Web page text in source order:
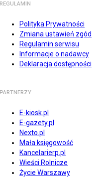
REGULAMIN
Polityka Prywatności
Zmiana ustawień zgód
Regulamin serwisu
Informacje o nadawcy
Deklaracja dostępności
PARTNERZY
E-kiosk.pl
E-gazety.pl
Nexto.pl
Mała księgowość
Kancelarierp.pl
Wieści Rolnicze
Życie Warszawy